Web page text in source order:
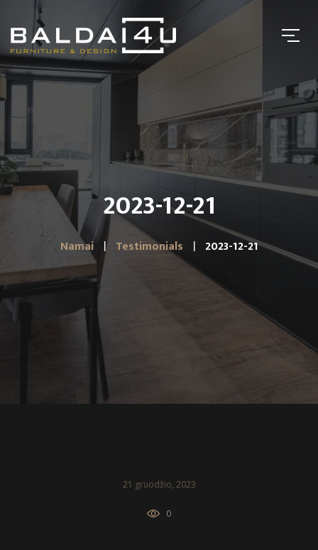
2023-12-21
Namai Testimonials 2023-12-21
21 gruodžio, 2023
0